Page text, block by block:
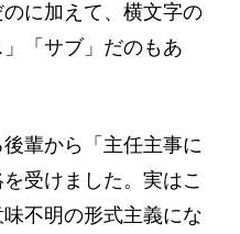
のに加えて、横文字の
」「サブ」だのもあ
輩から「主任主事に
受けました。実はこ
不明の形式主義にな